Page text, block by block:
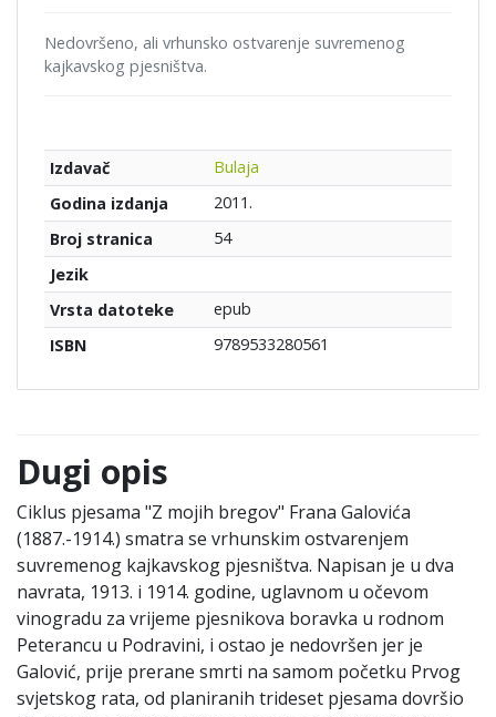
Nedovršeno, ali vrhunsko ostvarenje suvremenog
kajkavskog pjesništva.
Izdavač
Bulaja
Godina izdanja
2011.
Broj stranica
54
Jezik
Vrsta datoteke
epub
ISBN
9789533280561
Dugi opis
Ciklus pjesama "Z mojih bregov" Frana Galovića
(1887.-1914.) smatra se vrhunskim ostvarenjem
suvremenog kajkavskog pjesništva. Napisan je u dva
navrata, 1913. i 1914. godine, uglavnom u očevom
vinogradu za vrijeme pjesnikova boravka u rodnom
Peterancu u Podravini, i ostao je nedovršen jer je
Galović, prije prerane smrti na samom početku Prvog
svjetskog rata, od planiranih trideset pjesama dovršio